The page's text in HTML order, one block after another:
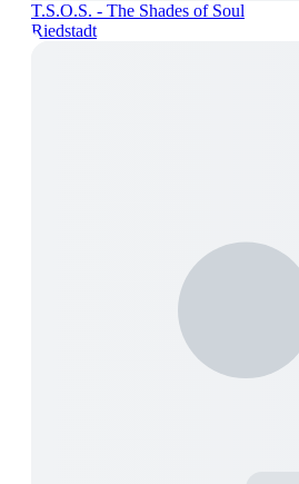
T.S.O.S. - The Shades of Soul
Riedstadt